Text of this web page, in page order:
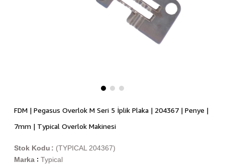
FDM | Pegasus Overlok M Seri 5 İplik Plaka | 204367 | Penye |
7mm | Typical Overlok Makinesi
(TYPICAL 204367)
Stok Kodu
Marka : Typical